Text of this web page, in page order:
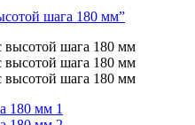
шага 180 мм”